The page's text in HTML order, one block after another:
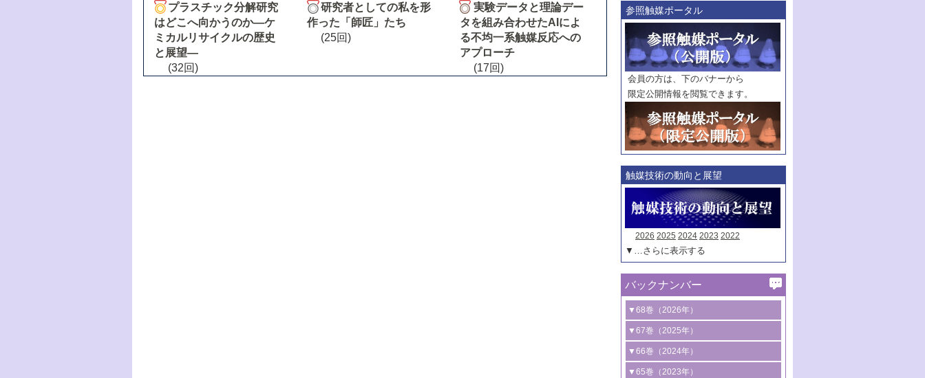
プラスチック分解研究
はどこへ向かうのか―ケ
ミカルリサイクルの歴史
と展望―
(32回)
研究者としての私を形
作った「師匠」たち
(25回)
実験データと理論デー
タを組み合わせたAIによ
る不均一系触媒反応への
アプローチ
(17回)
参照触媒ポータル
会員の方は、下のバナーから
限定公開情報を閲覧できます。
触媒技術の動向と展望
2026 2025 2024 2023 2022
▼…さらに表示する
バックナンバー
▼68巻（2026年）
1号 過酸化水素合成に関する研究動向
2号 コンピューター技術により加速する
触媒開発
▼67巻（2025年）
1号 CO
水素化によるグリーン燃料/グリ
ーンケミカル製造
▼66巻（2024年）
1号 低次元ナノ構造を有する触媒材料
▼65巻（2023年）